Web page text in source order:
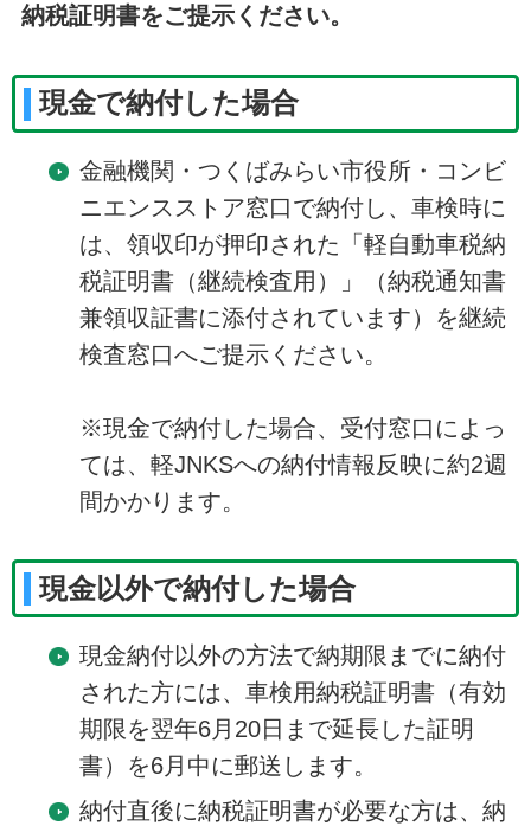
納税証明書をご提示ください。
現金で納付した場合
金融機関・つくばみらい市役所・コンビ
ニエンスストア窓口で納付し、車検時に
は、領収印が押印された「軽自動車税納
税証明書（継続検査用）」（納税通知書
兼領収証書に添付されています）を継続
検査窓口へご提示ください。
※現金で納付した場合、受付窓口によっ
ては、軽JNKSへの納付情報反映に約2週
間かかります。
現金以外で納付した場合
現金納付以外の方法で納期限までに納付
された方には、車検用納税証明書（有効
期限を翌年6月20日まで延長した証明
書）を6月中に郵送します。
納付直後に納税証明書が必要な方は、納